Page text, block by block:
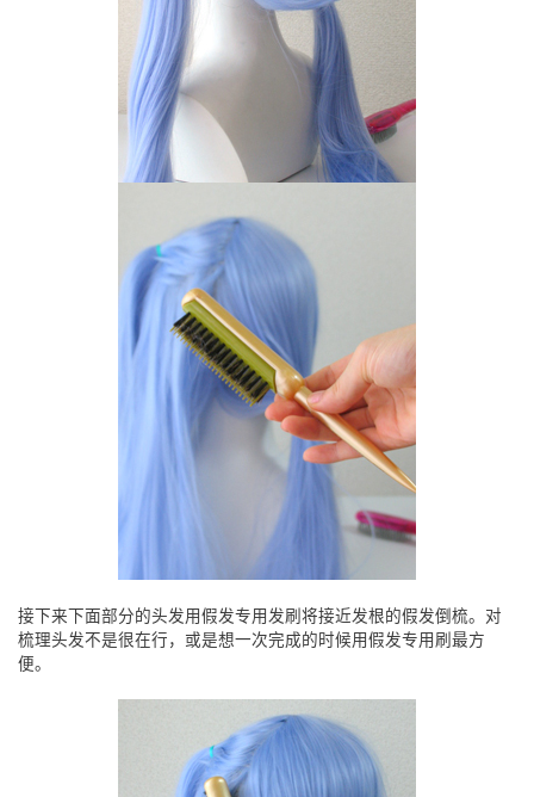
接下来下面部分的头发用假发专用发刷将接近发根的假发倒梳。对
梳理头发不是很在行，或是想一次完成的时候用假发专用刷最方
便。